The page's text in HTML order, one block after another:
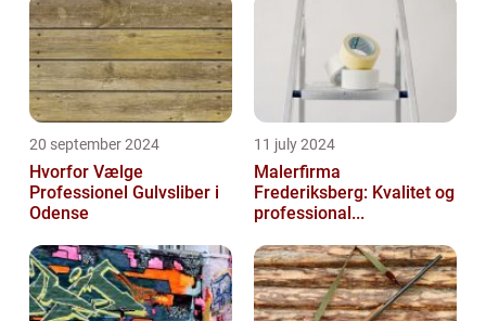
20 september 2024
Hvorfor Vælge
Professionel Gulvsliber i
Odense
11 july 2024
Malerfirma
Frederiksberg: Kvalitet og
professional...